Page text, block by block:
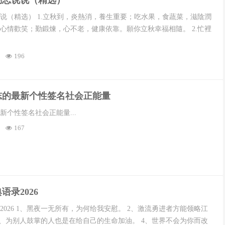
（精选） 1.立秋到，炎熱消，養生重要；吃水果，食蔬菜，滋陰潤
情歡笑；勤鍛煉，心不老，健康依靠。願你立秋幸福相隨。 2.忙裡
196
最新个性签名社会正能量
个性签名社会正能量...
167
录2026
1、黑夜一无所有，为何给我安慰。 2、激流勇进者方能领略江
为别人鼓掌的人也是在给自己的生命加油。 4、世界不会为你而改